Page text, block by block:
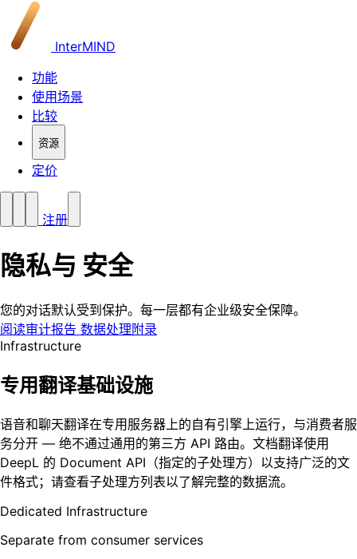
InterMIND
功能
使用场景
比较
资源
定价
注册
隐私与 安全
您的对话默认受到保护。每一层都有企业级安全保障。
阅读审计报告 数据处理附录
Infrastructure
专用翻译基础设施
语音和聊天翻译在专用服务器上的自有引擎上运行，与消费者服
务分开 — 绝不通过通用的第三方 API 路由。文档翻译使用
DeepL 的 Document API（指定的子处理方）以支持广泛的文
件格式；请查看子处理方列表以了解完整的数据流。
Dedicated Infrastructure
Separate from consumer services